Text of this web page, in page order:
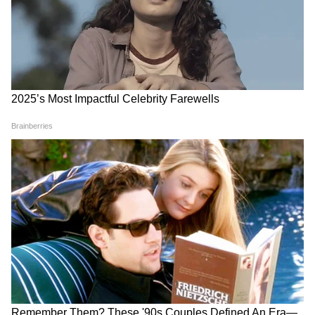
Annapurna Bhandar New Update |
অগস্টের কত তারিখ থেকে ঢুকবে অন্নপূর্ণার
টাকা?
দেখলেন বিধায়ক দীপাঞ্জন! চরম বচসা |
Dipanjan Chakraborty